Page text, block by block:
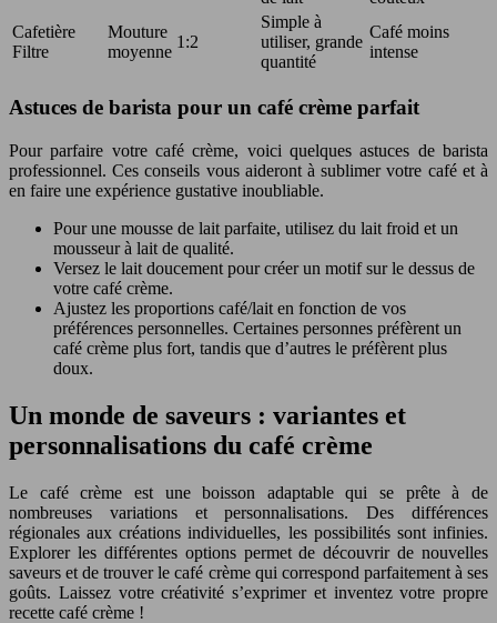
Cafetière
Filtre
Mouture
moyenne
1:2
Simple à
utiliser, grande
quantité
Café moins
intense
Astuces de barista pour un café crème parfait
Pour parfaire votre café crème, voici quelques astuces de barista
professionnel. Ces conseils vous aideront à sublimer votre café et à
en faire une expérience gustative inoubliable.
Pour une mousse de lait parfaite, utilisez du lait froid et un
mousseur à lait de qualité.
Versez le lait doucement pour créer un motif sur le dessus de
votre café crème.
Ajustez les proportions café/lait en fonction de vos
préférences personnelles. Certaines personnes préfèrent un
café crème plus fort, tandis que d’autres le préfèrent plus
doux.
Un monde de saveurs : variantes et
personnalisations du café crème
Le café crème est une boisson adaptable qui se prête à de
nombreuses variations et personnalisations. Des différences
régionales aux créations individuelles, les possibilités sont infinies.
Explorer les différentes options permet de découvrir de nouvelles
saveurs et de trouver le café crème qui correspond parfaitement à ses
goûts. Laissez votre créativité s’exprimer et inventez votre propre
recette café crème !